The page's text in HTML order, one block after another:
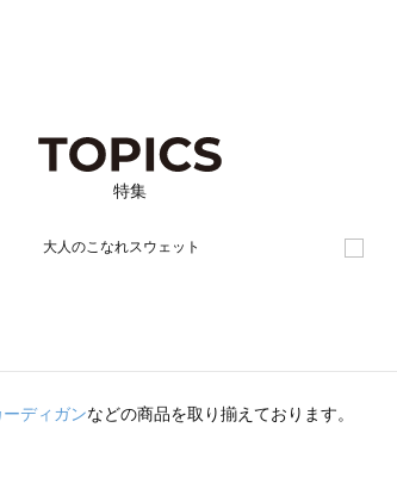
特集
ーディガンなどの商品を取り揃えております。